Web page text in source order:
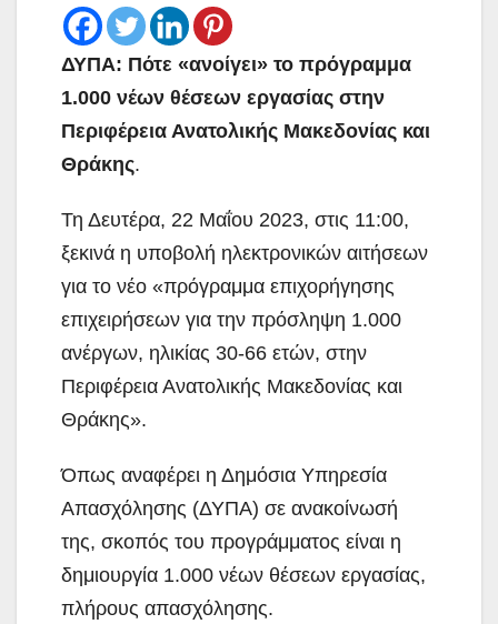
ΔΥΠΑ: Πότε «ανοίγει» το πρόγραμμα
1.000 νέων θέσεων εργασίας στην
Περιφέρεια Ανατολικής Μακεδονίας και
Θράκης.
Τη Δευτέρα, 22 Μαΐου 2023, στις 11:00,
ξεκινά η υποβολή ηλεκτρονικών αιτήσεων
για το νέο «πρόγραμμα επιχορήγησης
επιχειρήσεων για την πρόσληψη 1.000
ανέργων, ηλικίας 30-66 ετών, στην
Περιφέρεια Ανατολικής Μακεδονίας και
Θράκης».
Όπως αναφέρει η Δημόσια Υπηρεσία
Απασχόλησης (ΔΥΠΑ) σε ανακοίνωσή
της, σκοπός του προγράμματος είναι η
δημιουργία 1.000 νέων θέσεων εργασίας,
πλήρους απασχόλησης.